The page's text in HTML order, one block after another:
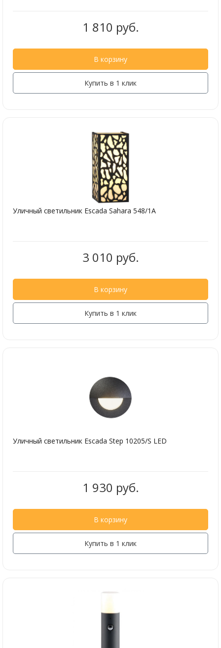
1 810 руб.
В корзину
Купить в 1 клик
Уличный светильник Escada Sahara 548/1A
3 010 руб.
В корзину
Купить в 1 клик
Уличный светильник Escada Step 10205/S LED
1 930 руб.
В корзину
Купить в 1 клик